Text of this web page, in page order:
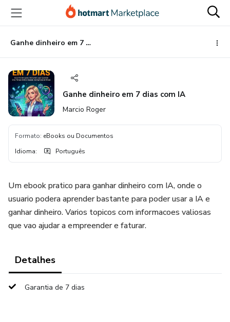
para
conteúdo
principal
para
pagamento
para
rodapé
Ganhe dinheiro em 7 dias com IA
Ganhe dinheiro em 7 dias com IA
Marcio Roger
Formato: eBooks ou Documentos
Idioma: Português
Um ebook pratico para ganhar dinheiro com IA, onde o
usuario podera aprender bastante para poder usar a IA e
ganhar dinheiro. Varios topicos com informacoes valiosas
que vao ajudar a empreender e faturar.
Detalhes
Garantia de 7 dias